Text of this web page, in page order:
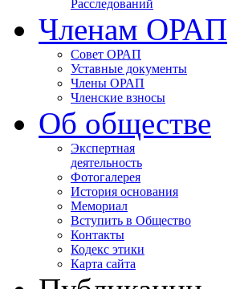
Расследований
Членам ОРАП
Совет ОРАП
Уставные документы
Члены ОРАП
Членские взносы
Об обществе
Экспертная
деятельность
Фотогалерея
История основания
Мемориал
Вступить в Общество
Контакты
Кодекс этики
Карта сайта